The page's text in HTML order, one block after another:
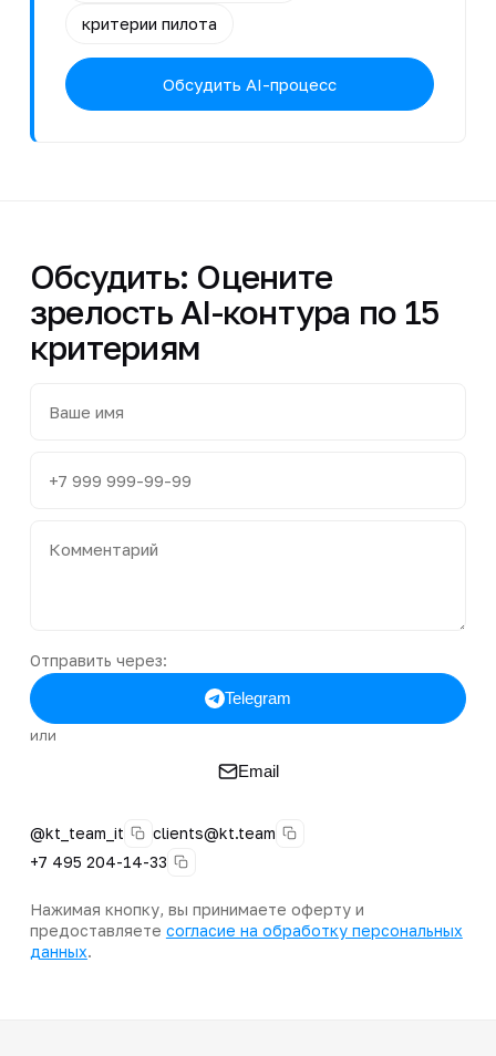
критерии пилота
Обсудить AI-процесс
Обсудить: Оцените
зрелость AI-контура по 15
критериям
Отправить через:
Telegram
или
Email
@kt_team_it
clients@kt.team
+7 495 204-14-33
Нажимая кнопку, вы принимаете оферту и
предоставляете согласие на обработку персональных
данных.